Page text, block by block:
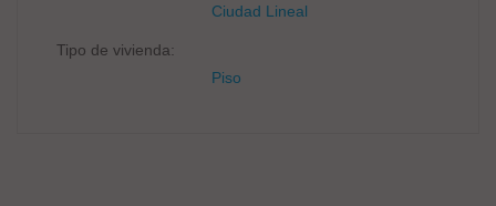
Ciudad Lineal
Tipo de vivienda:
Piso